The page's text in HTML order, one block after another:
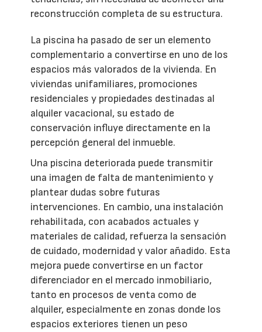
reconstrucción completa de su estructura.
La piscina ha pasado de ser un elemento
complementario a convertirse en uno de los
espacios más valorados de la vivienda. En
viviendas unifamiliares, promociones
residenciales y propiedades destinadas al
alquiler vacacional, su estado de
conservación influye directamente en la
percepción general del inmueble.
Una piscina deteriorada puede transmitir
una imagen de falta de mantenimiento y
plantear dudas sobre futuras
intervenciones. En cambio, una instalación
rehabilitada, con acabados actuales y
materiales de calidad, refuerza la sensación
de cuidado, modernidad y valor añadido. Esta
mejora puede convertirse en un factor
diferenciador en el mercado inmobiliario,
tanto en procesos de venta como de
alquiler, especialmente en zonas donde los
espacios exteriores tienen un peso